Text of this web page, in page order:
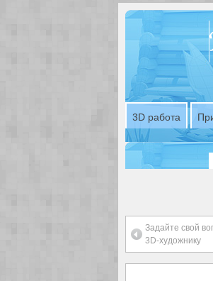
3D работа
Задайте свой
3D-художнику